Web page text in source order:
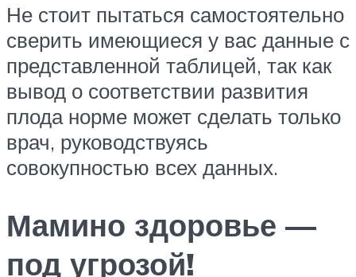
Не стоит пытаться самостоятельно
сверить имеющиеся у вас данные с
представленной таблицей, так как
вывод о соответствии развития
плода норме может сделать только
врач, руководствуясь
совокупностью всех данных.
Мамино здоровье —
под угрозой!